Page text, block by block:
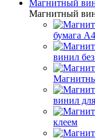
Магнитный
Магнитный
бумага А4
винил
винил
клеем